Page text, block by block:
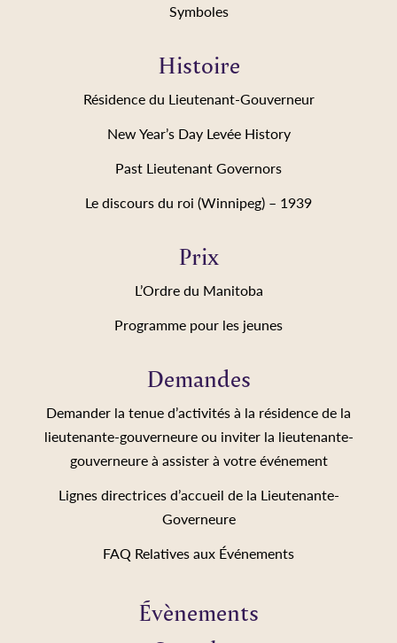
Symboles
Histoire
Résidence du Lieutenant-Gouverneur
New Year’s Day Levée History
Past Lieutenant Governors
Le discours du roi (Winnipeg) – 1939
Prix
L’Ordre du Manitoba
Programme pour les jeunes
Demandes
Demander la tenue d’activités à la résidence de la
lieutenante-gouverneure ou inviter la lieutenante-
gouverneure à assister à votre événement
Lignes directrices d’accueil de la Lieutenante-
Governeure
FAQ Relatives aux Événements
Évènements